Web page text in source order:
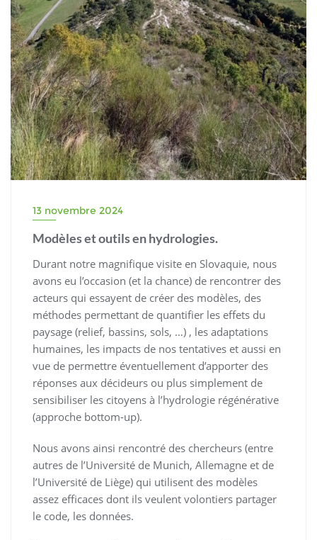
13 novembre 2024
Modèles et outils en hydrologies.
Durant notre magnifique visite en Slovaquie, nous
avons eu l’occasion (et la chance) de rencontrer des
acteurs qui essayent de créer des modèles, des
méthodes permettant de quantifier les effets du
paysage (relief, bassins, sols, …) , les adaptations
humaines, les impacts de nos tentatives et aussi en
vue de permettre éventuellement d’apporter des
réponses aux décideurs ou plus simplement de
sensibiliser les citoyens à l’hydrologie régénérative
(approche bottom-up).
Nous avons ainsi rencontré des chercheurs (entre
autres de l’Université de Munich, Allemagne et de
l’Université de Liège) qui utilisent des modèles
assez efficaces dont ils veulent volontiers partager
le code, les données.